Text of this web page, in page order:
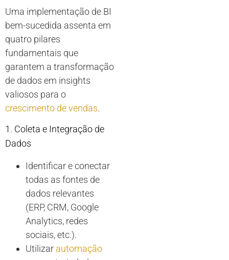
Uma implementação de BI
bem-sucedida assenta em
quatro pilares
fundamentais que
garantem a transformação
de dados em insights
valiosos para o
crescimento de vendas.
1. Coleta e Integração de
Dados
Identificar e conectar
todas as fontes de
dados relevantes
(ERP, CRM, Google
Analytics, redes
sociais, etc.).
Utilizar automação